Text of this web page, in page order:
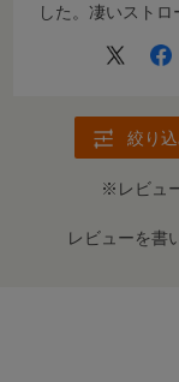
した。凄いストロ
絞り
※レビュ
レビューを書